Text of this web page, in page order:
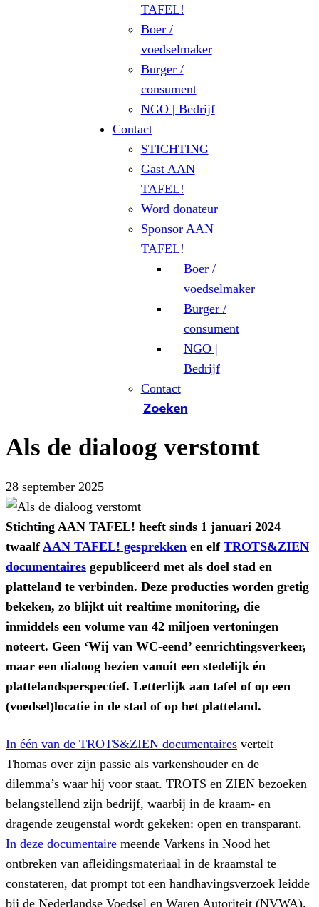
TAFEL!
Boer /
voedselmaker
Burger /
consument
NGO | Bedrijf
Contact
STICHTING
Gast AAN
TAFEL!
Word donateur
Sponsor AAN
TAFEL!
Boer /
voedselmaker
Burger /
consument
NGO |
Bedrijf
Contact
Zoeken
Als de dialoog verstomt
28 september 2025
Stichting AAN TAFEL! heeft sinds 1 januari 2024
twaalf AAN TAFEL! gesprekken en elf TROTS&ZIEN
documentaires gepubliceerd met als doel stad en
platteland te verbinden. Deze producties worden gretig
bekeken, zo blijkt uit realtime monitoring, die
inmiddels een volume van 42 miljoen vertoningen
noteert. Geen ‘Wij van WC-eend’ eenrichtingsverkeer,
maar een dialoog bezien vanuit een stedelijk én
plattelandsperspectief. Letterlijk aan tafel of op een
(voedsel)locatie in de stad of op het platteland.
In één van de TROTS&ZIEN documentaires vertelt
Thomas over zijn passie als varkenshouder en de
dilemma’s waar hij voor staat. TROTS en ZIEN bezoeken
belangstellend zijn bedrijf, waarbij in de kraam- en
dragende zeugenstal wordt gekeken: open en transparant.
In deze documentaire meende Varkens in Nood het
ontbreken van afleidingsmateriaal in de kraamstal te
constateren, dat prompt tot een handhavingsverzoek leidde
bij de Nederlandse Voedsel en Waren Autoriteit (NVWA).